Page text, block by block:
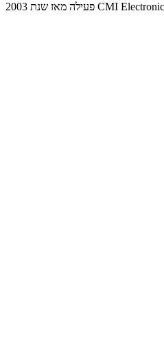
חברת CMI Electronic Industries Trading Ltd נוסדה בשנת 1988. החברה הינה בעלת אישוריISO 9001-2015 ו- IAI ומתמחה בשירותי תמיכה לוגיסטית. חברת CMI Electronic Industries Trading Ltd פעילה מאז שנת 2003